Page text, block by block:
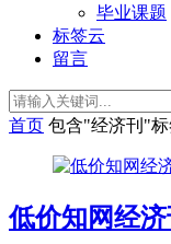
毕业课题
标签云
留言
首页 包含"经济刊"
低价知网经济